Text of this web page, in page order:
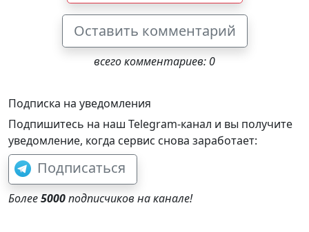
Оставить комментарий
всего комментариев: 0
Подписка на уведомления
Подпишитесь на наш Telegram-канал и вы получите
уведомление, когда сервис снова заработает:
Подписаться
Более5000подписчиков на канале!